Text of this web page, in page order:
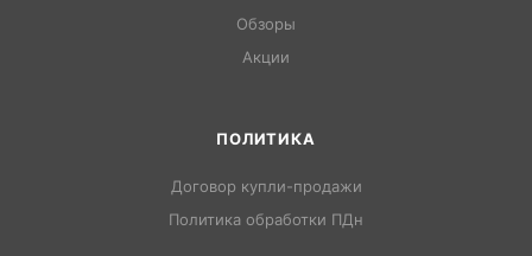
Обзоры
Акции
ПОЛИТИКА
Договор купли-продажи
Политика обработки ПДн